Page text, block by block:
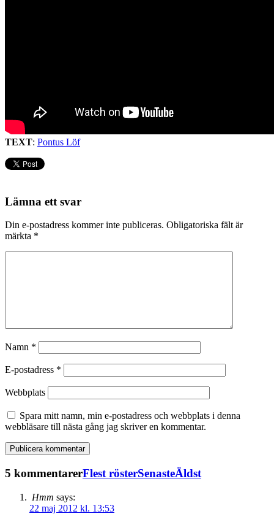
TEXT: Pontus Löf
Lämna ett svar
Din e-postadress kommer inte publiceras. Obligatoriska fält är
märkta *
Namn *
E-postadress *
Webbplats
Spara mitt namn, min e-postadress och webbplats i denna
webbläsare till nästa gång jag skriver en kommentar.
5 kommentarerFlest rösterSenasteÄldst
Hmm says:
22 maj 2012 kl. 13:53